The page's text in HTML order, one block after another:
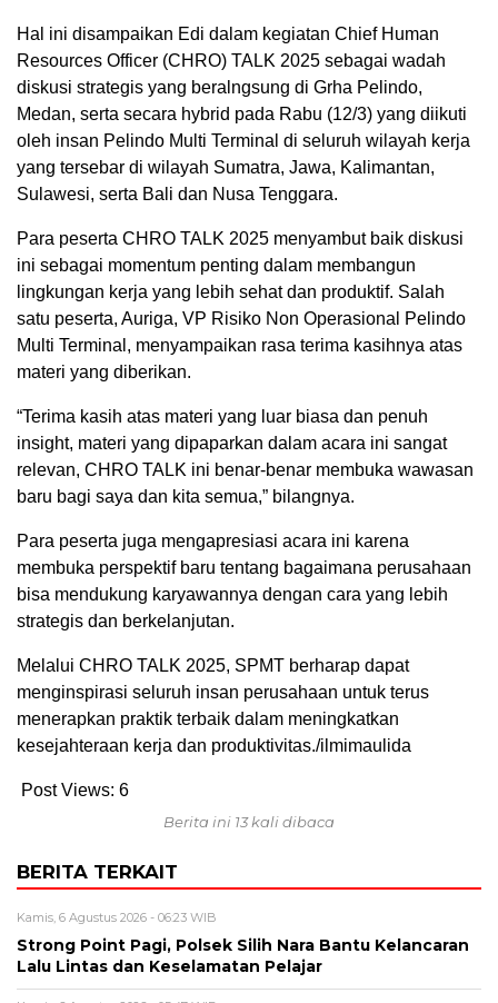
Hal ini disampaikan Edi dalam kegiatan Chief Human
Resources Officer (CHRO) TALK 2025 sebagai wadah
diskusi strategis yang beralngsung di Grha Pelindo,
Medan, serta secara hybrid pada Rabu (12/3) yang diikuti
oleh insan Pelindo Multi Terminal di seluruh wilayah kerja
yang tersebar di wilayah Sumatra, Jawa, Kalimantan,
Sulawesi, serta Bali dan Nusa Tenggara.
Para peserta CHRO TALK 2025 menyambut baik diskusi
ini sebagai momentum penting dalam membangun
lingkungan kerja yang lebih sehat dan produktif. Salah
satu peserta, Auriga, VP Risiko Non Operasional Pelindo
Multi Terminal, menyampaikan rasa terima kasihnya atas
materi yang diberikan.
“Terima kasih atas materi yang luar biasa dan penuh
insight, materi yang dipaparkan dalam acara ini sangat
relevan, CHRO TALK ini benar-benar membuka wawasan
baru bagi saya dan kita semua,” bilangnya.
Para peserta juga mengapresiasi acara ini karena
membuka perspektif baru tentang bagaimana perusahaan
bisa mendukung karyawannya dengan cara yang lebih
strategis dan berkelanjutan.
Melalui CHRO TALK 2025, SPMT berharap dapat
menginspirasi seluruh insan perusahaan untuk terus
menerapkan praktik terbaik dalam meningkatkan
kesejahteraan kerja dan produktivitas./ilmimaulida
Post Views: 6
Berita ini 13 kali dibaca
BERITA TERKAIT
Kamis, 6 Agustus 2026 - 06:23 WIB
Strong Point Pagi, Polsek Silih Nara Bantu Kelancaran
Lalu Lintas dan Keselamatan Pelajar